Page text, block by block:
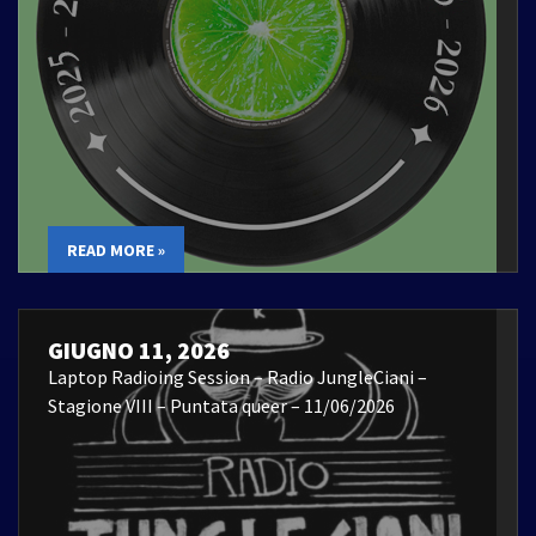
READ MORE »
GIUGNO 11, 2026
Laptop Radioing Session – Radio JungleCiani –
Stagione VIII – Puntata queer – 11/06/2026